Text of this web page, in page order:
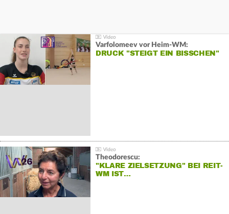
Varfolomeev vor Heim-WM:
DRUCK "STEIGT EIN BISSCHEN"
Theodorescu:
"KLARE ZIELSETZUNG" BEI REIT-
WM IST…